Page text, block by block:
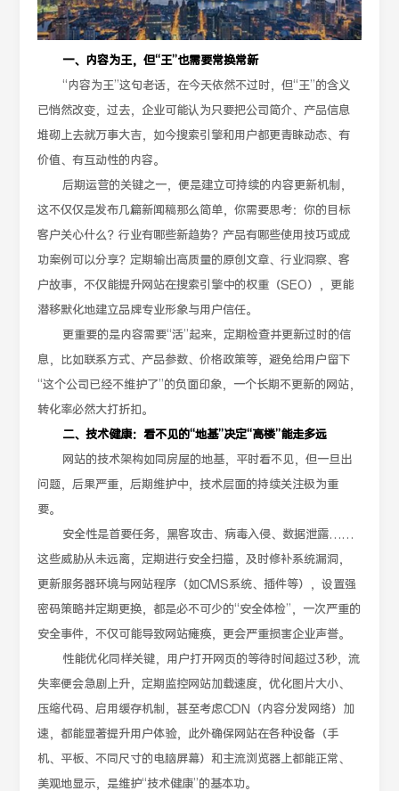
一、内容为王，但“王”也需要常换常新
“内容为王”这句老话，在今天依然不过时，但“王”的含义
已悄然改变，过去，企业可能认为只要把公司简介、产品信息
堆砌上去就万事大吉，如今搜索引擎和用户都更青睐动态、有
价值、有互动性的内容。
后期运营的关键之一，便是建立可持续的内容更新机制，
这不仅仅是发布几篇新闻稿那么简单，你需要思考：你的目标
客户关心什么？行业有哪些新趋势？产品有哪些使用技巧或成
功案例可以分享？定期输出高质量的原创文章、行业洞察、客
户故事，不仅能提升网站在搜索引擎中的权重（SEO），更能
潜移默化地建立品牌专业形象与用户信任。
更重要的是内容需要“活”起来，定期检查并更新过时的信
息，比如联系方式、产品参数、价格政策等，避免给用户留下
“这个公司已经不维护了”的负面印象，一个长期不更新的网站，
转化率必然大打折扣。
二、技术健康：看不见的“地基”决定“高楼”能走多远
网站的技术架构如同房屋的地基，平时看不见，但一旦出
问题，后果严重，后期维护中，技术层面的持续关注极为重
要。
安全性是首要任务，黑客攻击、病毒入侵、数据泄露……
这些威胁从未远离，定期进行安全扫描，及时修补系统漏洞，
更新服务器环境与网站程序（如CMS系统、插件等），设置强
密码策略并定期更换，都是必不可少的“安全体检”，一次严重的
安全事件，不仅可能导致网站瘫痪，更会严重损害企业声誉。
性能优化同样关键，用户打开网页的等待时间超过3秒，流
失率便会急剧上升，定期监控网站加载速度，优化图片大小、
压缩代码、启用缓存机制，甚至考虑CDN（内容分发网络）加
速，都能显著提升用户体验，此外确保网站在各种设备（手
机、平板、不同尺寸的电脑屏幕）和主流浏览器上都能正常、
美观地显示，是维护“技术健康”的基本功。